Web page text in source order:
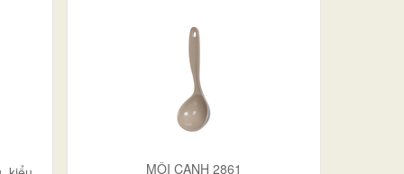
MÔI CANH 2861